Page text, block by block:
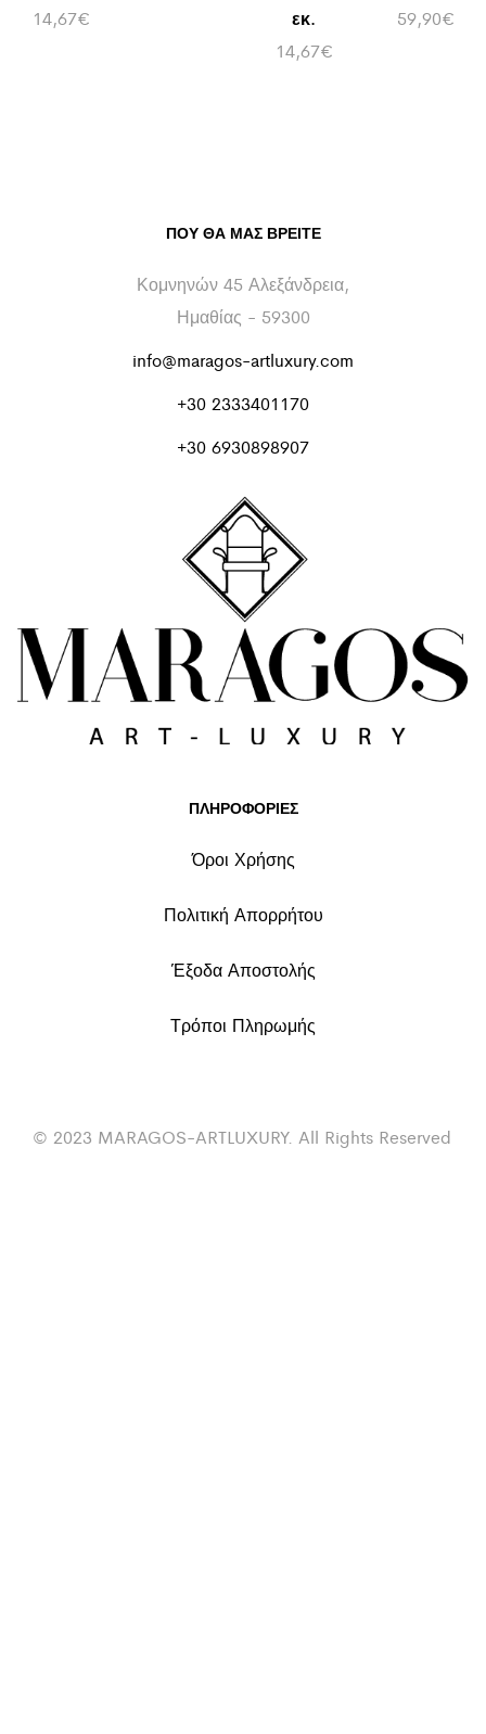
14,67€
εκ.
14,67€
59,90€
ΠΟΥ ΘΑ ΜΑΣ ΒΡΕΊΤΕ
Κομνηνών 45 Αλεξάνδρεια,
Ημαθίας - 59300
info@maragos-artluxury.com
+30 2333401170
+30 6930898907
ΠΛΗΡΟΦΟΡΙΕΣ
Όροι Χρήσης
Πολιτική Απορρήτου
Έξοδα Αποστολής
Τρόποι Πληρωμής
© 2023 MARAGOS-ARTLUXURY. All Rights Reserved